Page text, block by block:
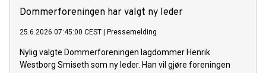
Dommerforeningen har valgt ny leder
25.6.2026 07:45:00 CEST | Pressemelding
Nylig valgte Dommerforeningen lagdommer Henrik
Westborg Smiseth som ny leder. Han vil gjøre foreningen